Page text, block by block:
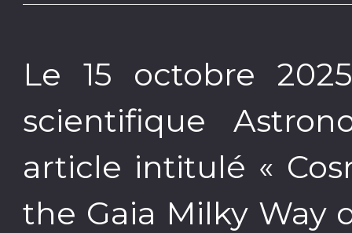
Le 15 octobre
scientifique
article intitulé «
the Gaia Milky Way